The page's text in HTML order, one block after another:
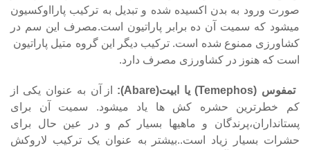
صورت ورود به بدن اکسیده شده و تبدیل به ترکیب پارااوکسیون
میشود که سمیت آن ده برابر پاراتیون است.مصرف این سم در
کشاورزی ممنوع شده است. ترکیب دیگر این گروه متیل پاراتیون
است که هنوز در کشاورزی مصرف دارد.
تمفوس (Temephos) یا ابیت(Abare):
از آن به عنوان یکی از
کم خطرترین حشره کش ها یاد میشود. سمیت آن برای
پستانداران،پرندگان و ماهیها بسیار کم و در عین حال برای
حشرات بسیار زیاد است..بیشتر به عنوان یک ترکیب لاروکش